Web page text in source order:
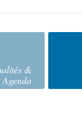
&
Agenda